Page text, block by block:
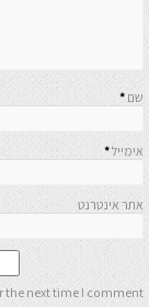
שם *
אימייל*
אתר אינטרנט
next time I comment.